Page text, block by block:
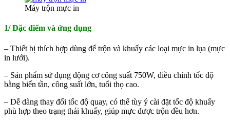
Máy trộn mực in
1/ Đặc điểm và ứng dụng
– Thiết bị thích hợp dùng để trộn và khuấy các loại mực in lụa (mực
in lưới).
– Sản phẩm sử dụng động cơ công suất 750W, điều chỉnh tốc độ
bằng biến tần, công suất lớn, tuổi thọ cao.
– Dễ dàng thay đổi tốc độ quay, có thể tùy ý cài đặt tốc độ khuấy
phù hợp theo trạng thái khuấy, giúp mực được trộn đều hơn.